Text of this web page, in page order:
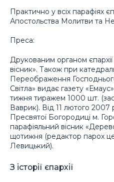
Практично у всіх парафіях
Апостольства Молитви та
Преса:
Друкованим органом
вісник». Також при
Переображення
Світла» видає газету
тижня тиражем 1000 шт.
Ваврик). Від 11 лютого
Пресвятої Богородиці м.
парафіяльний вісник
щотижня (редактор парох
Левицький).
З історії єпархії